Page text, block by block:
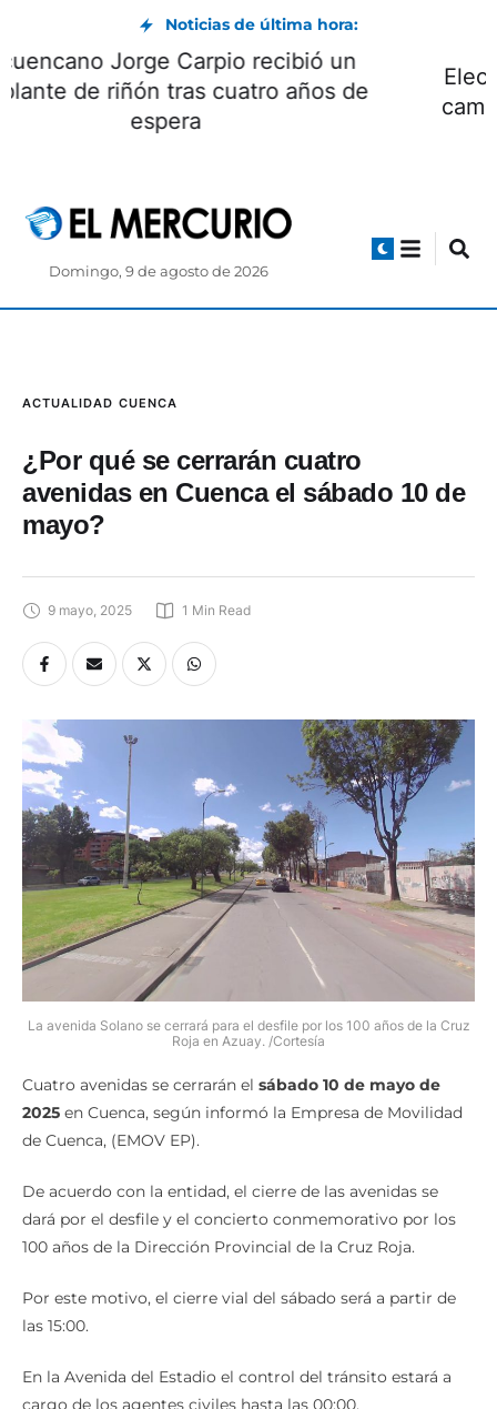
Noticias de última hora:
El cuencano Jorge Carpio recibió un
trasplante de riñón tras cuatro años de
Domingo, 9 de agosto de 2026
ACTUALIDAD CUENCA
¿Por qué se cerrarán cuatro
avenidas en Cuenca el sábado 10 de
mayo?
9 mayo, 2025 1 Min Read
La avenida Solano se cerrará para el desfile por los 100 años de la Cruz
Roja en Azuay. /Cortesía
Cuatro avenidas se cerrarán el sábado 10 de mayo de
2025 en Cuenca, según informó la Empresa de Movilidad
de Cuenca, (EMOV EP).
De acuerdo con la entidad, el cierre de las avenidas se
dará por el desfile y el concierto conmemorativo por los
100 años de la Dirección Provincial de la Cruz Roja.
Por este motivo, el cierre vial del sábado será a partir de
las 15:00.
En la Avenida del Estadio el control del tránsito estará a